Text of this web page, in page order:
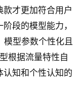
才更加符合用户
段的模型能力，
模型参数个性化且
根据流量特性自
认知和个性认知的